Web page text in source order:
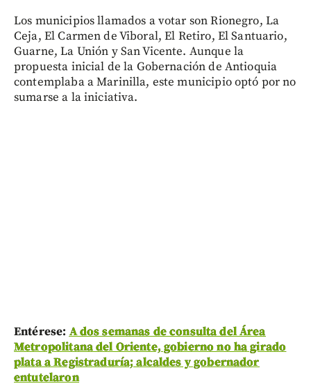
Los municipios llamados a votar son Rionegro, La
Ceja, El Carmen de Viboral, El Retiro, El Santuario,
Guarne, La Unión y San Vicente. Aunque la
propuesta inicial de la Gobernación de Antioquia
contemplaba a Marinilla, este municipio optó por no
sumarse a la iniciativa.
Entérese: A dos semanas de consulta del Área
Metropolitana del Oriente, gobierno no ha girado
plata a Registraduría; alcaldes y gobernador
entutelaron